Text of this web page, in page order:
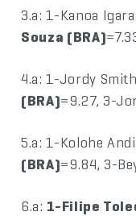
3.a: 1-Kanoa
Souza (BRA)
4.a: 1-Jordy
(BRA)=9.27, 3-
5.a: 1-Kolohe
(BRA)=9.84, 3-
6.a: 1-Filipe